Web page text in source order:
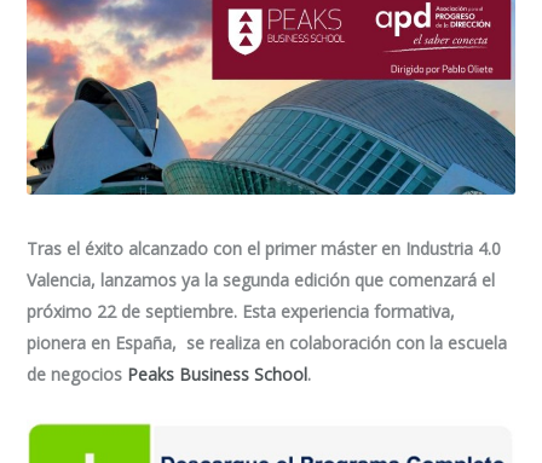
Tras el éxito alcanzado con el primer máster en Industria 4.0
Valencia, lanzamos ya la segunda edición que comenzará el
próximo 22 de septiembre. Esta experiencia formativa,
pionera en España, se realiza en colaboración con la escuela
de negocios Peaks Business School.